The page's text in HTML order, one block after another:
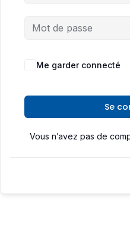
Me garder connecté
Se
Vous n’avez pas de